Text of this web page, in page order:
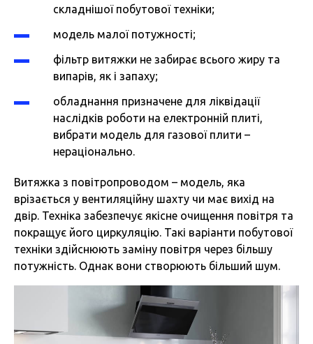
складнішої побутової техніки;
модель малої потужності;
фільтр витяжки не забирає всього жиру та
випарів, як і запаху;
обладнання призначене для ліквідації
наслідків роботи на електронній плиті,
вибрати модель для газової плити –
нераціонально.
Витяжка з повітропроводом – модель, яка
врізається у вентиляційну шахту чи має вихід на
двір. Техніка забезпечує якісне очищення повітря та
покращує його циркуляцію. Такі варіанти побутової
техніки здійснюють заміну повітря через більшу
потужність. Однак вони створюють більший шум.